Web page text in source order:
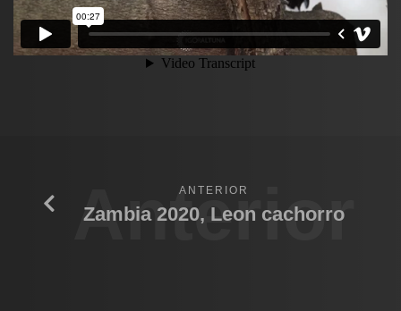
Anterior
ANTERIOR
Zambia 2020, Leon cachorro